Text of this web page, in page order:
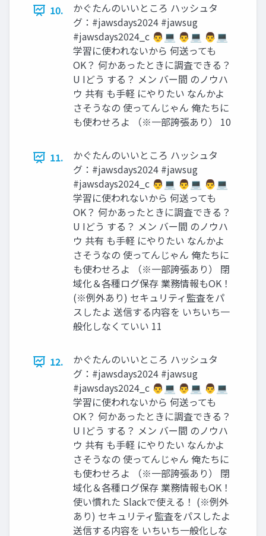
10.
かぐたんのいいところ ハッシュタ
グ：#jawsdays2024 #jawsug
#jawsdays2024_c 👨💻 👨💻 👨💻
学習に使われないから 何送っても
OK？ 何かあったときに調査できる？
U Iどう する？ メン バー間 のノウハ
ウ 共有 も手軽 にやりたい なんかよ
さそうなの 使ってんじゃん 俺たちに
も使わせろよ （※一部誇張あり） 10
11.
かぐたんのいいところ ハッシュタ
グ：#jawsdays2024 #jawsug
#jawsdays2024_c 👨💻 👨💻 👨💻
学習に使われないから 何送っても
OK？ 何かあったときに調査できる？
U Iどう する？ メン バー間 のノウハ
ウ 共有 も手軽 にやりたい なんかよ
さそうなの 使ってんじゃん 俺たちに
も使わせろよ （※一部誇張あり） 閉
域化＆各種ログ保存 業務情報もOK！
(※例外あり) セキュリティ監査をパ
スしたよ 送信する内容を いちいち一
般化しなくていい 11
12.
かぐたんのいいところ ハッシュタ
グ：#jawsdays2024 #jawsug
#jawsdays2024_c 👨💻 👨💻 👨💻
学習に使われないから 何送っても
OK？ 何かあったときに調査できる？
U Iどう する？ メン バー間 のノウハ
ウ 共有 も手軽 にやりたい なんかよ
さそうなの 使ってんじゃん 俺たちに
も使わせろよ （※一部誇張あり） 閉
域化＆各種ログ保存 業務情報もOK！
使い慣れた Slackで使える！ (※例外
あり) セキュリティ監査をパスしたよ
送信する内容を いちいち一般化しな